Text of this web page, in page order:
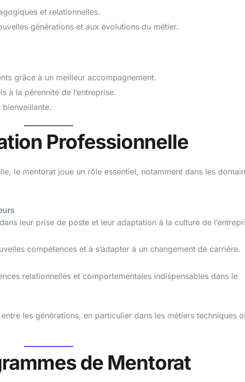
et relationnelles.
générations et aux évolutions du métier.
grâce à un meilleur accompagnement.
à la pérennité de l’entreprise.
bienveillante.
Professionnelle
le mentorat joue un rôle essentiel, notamment dans les
leur prise de poste et leur adaptation à la culture de
compétences et à s’adapter à un changement de carrière.
relationnelles et comportementales indispensables dans le
les générations, en particulier dans les métiers techniques
de Mentorat